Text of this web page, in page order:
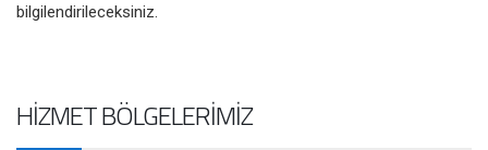
bilgilendirileceksiniz.
HIZMET BÖLGELERIMIZ